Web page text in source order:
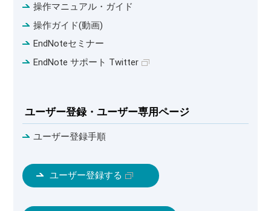
操作マニュアル・ガイド
操作ガイド(動画)
EndNoteセミナー
EndNote サポート Twitter
ユーザー登録・ユーザー専用ページ
ユーザー登録手順
ユーザー登録する